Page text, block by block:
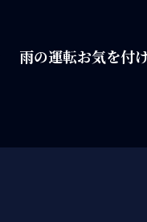
雨の運転お気を付